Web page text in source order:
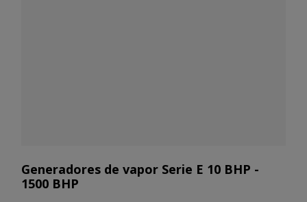
Generadores de vapor Serie E 10 BHP -
1500 BHP